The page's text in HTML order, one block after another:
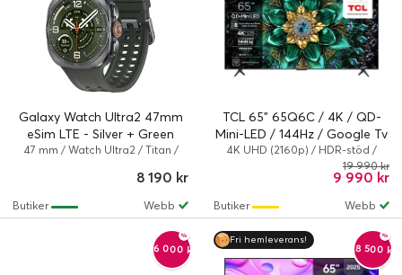
Galaxy Watch Ultra2 47mm
eSim LTE - Silver + Green
47 mm / Watch Ultra2 / Titan /
8 190 kr
Webb
Butiker
TCL 65" 65Q6C / 4K / QD-
Mini-LED / 144Hz / Google Tv
4K UHD (2160p) / HDR-stöd /
9 990 kr
19 990 kr
Webb
Butiker
-6 000 kr
Fri hemleverans!
-8 500 kr